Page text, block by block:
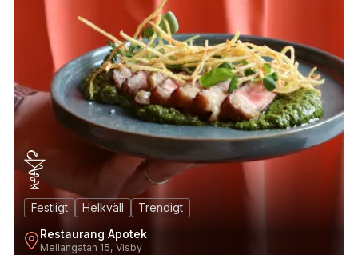
Festligt Helkväll
Trendigt
Restaurang Apotek
Mellangatan 15, Visby